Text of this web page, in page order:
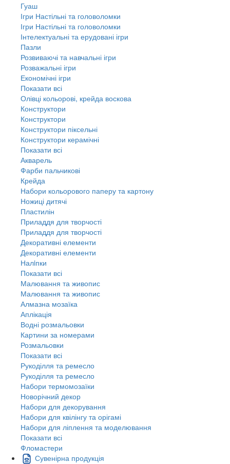
Гуаш
Ігри Настільні та головоломки
Ігри Настільні та головоломки
Інтелектуальні та ерудовані ігри
Пазли
Розвиваючі та навчальні ігри
Розважальні ігри
Економічні ігри
Показати всі
Олівці кольорові, крейда воскова
Конструктори
Конструктори
Конструктори піксельні
Конструктори керамічні
Показати всі
Акварель
Фарби пальчикові
Крейда
Набори кольорового паперу та картону
Ножиці дитячі
Пластилін
Приладдя для творчості
Приладдя для творчості
Декоративні елементи
Декоративні елементи
Налiпки
Показати всі
Малювання та живопис
Малювання та живопис
Алмазна мозаїка
Аплікація
Водні розмальовки
Картини за номерами
Розмальовки
Показати всі
Рукоділля та ремесло
Рукоділля та ремесло
Набори термомозаїки
Новорічний декор
Набори для декорування
Набори для квілінгу та орігамі
Набори для ліплення та моделювання
Показати всі
Фломастери
Сувенірна продукція